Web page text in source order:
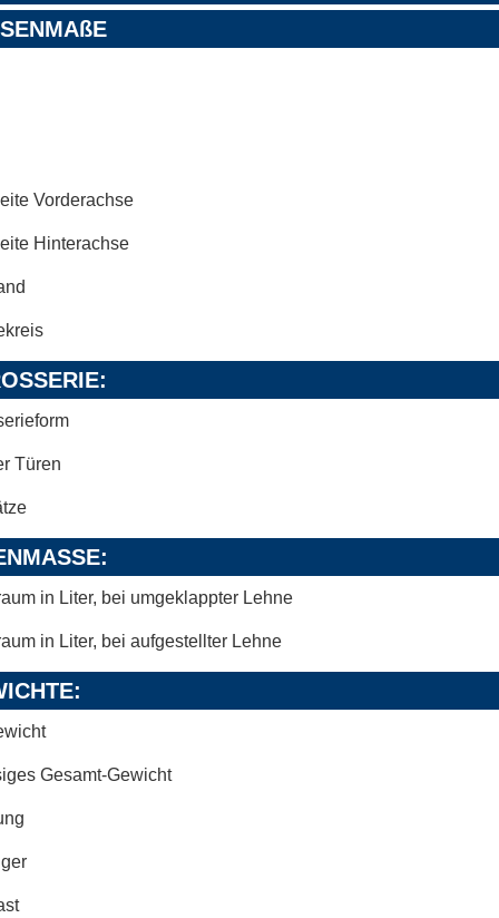
Vorderachse
Hinterachse
Türen
in Liter, bei umgeklappter Lehne
in Liter, bei aufgestellter Lehne
Gesamt-Gewicht